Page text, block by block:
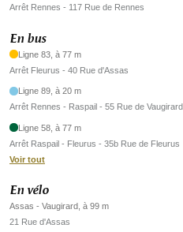
Arrêt Rennes - 117 Rue de Rennes
En bus
Ligne 83, à 77 m
Arrêt Fleurus - 40 Rue d'Assas
Ligne 89, à 20 m
Arrêt Rennes - Raspail - 55 Rue de Vaugirard
Ligne 58, à 77 m
Arrêt Raspail - Fleurus - 35b Rue de Fleurus
Voir tout
En vélo
Assas - Vaugirard, à 99 m
21 Rue d'Assas